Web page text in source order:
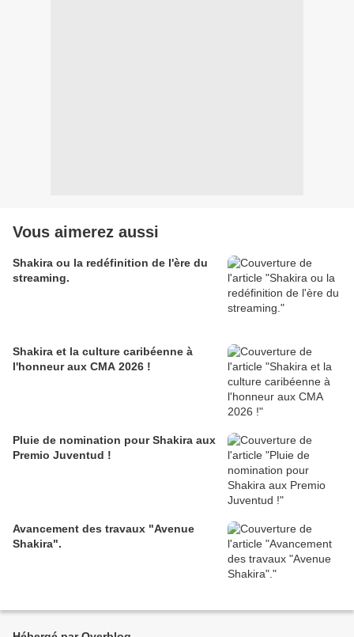
Vous aimerez aussi
Shakira ou la redéfinition de l'ère du
streaming.
Shakira et la culture caribéenne à
l'honneur aux CMA 2026 !
Pluie de nomination pour Shakira aux
Premio Juventud !
Avancement des travaux "Avenue
Shakira".